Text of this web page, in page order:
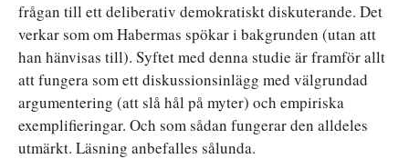
frågan till ett deliberativ demokratiskt diskuterande. Det
verkar som om Habermas spökar i bakgrunden (utan att
han hänvisas till). Syftet med denna studie är framför allt
att fungera som ett diskussionsinlägg med välgrundad
argumentering (att slå hål på myter) och empiriska
exemplifieringar. Och som sådan fungerar den alldeles
utmärkt. Läsning anbefalles sålunda.